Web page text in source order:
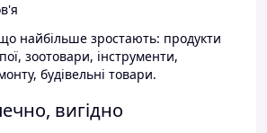
найбільше зростають: продукти
зоотовари, інструменти,
будівельні товари.
вигідно